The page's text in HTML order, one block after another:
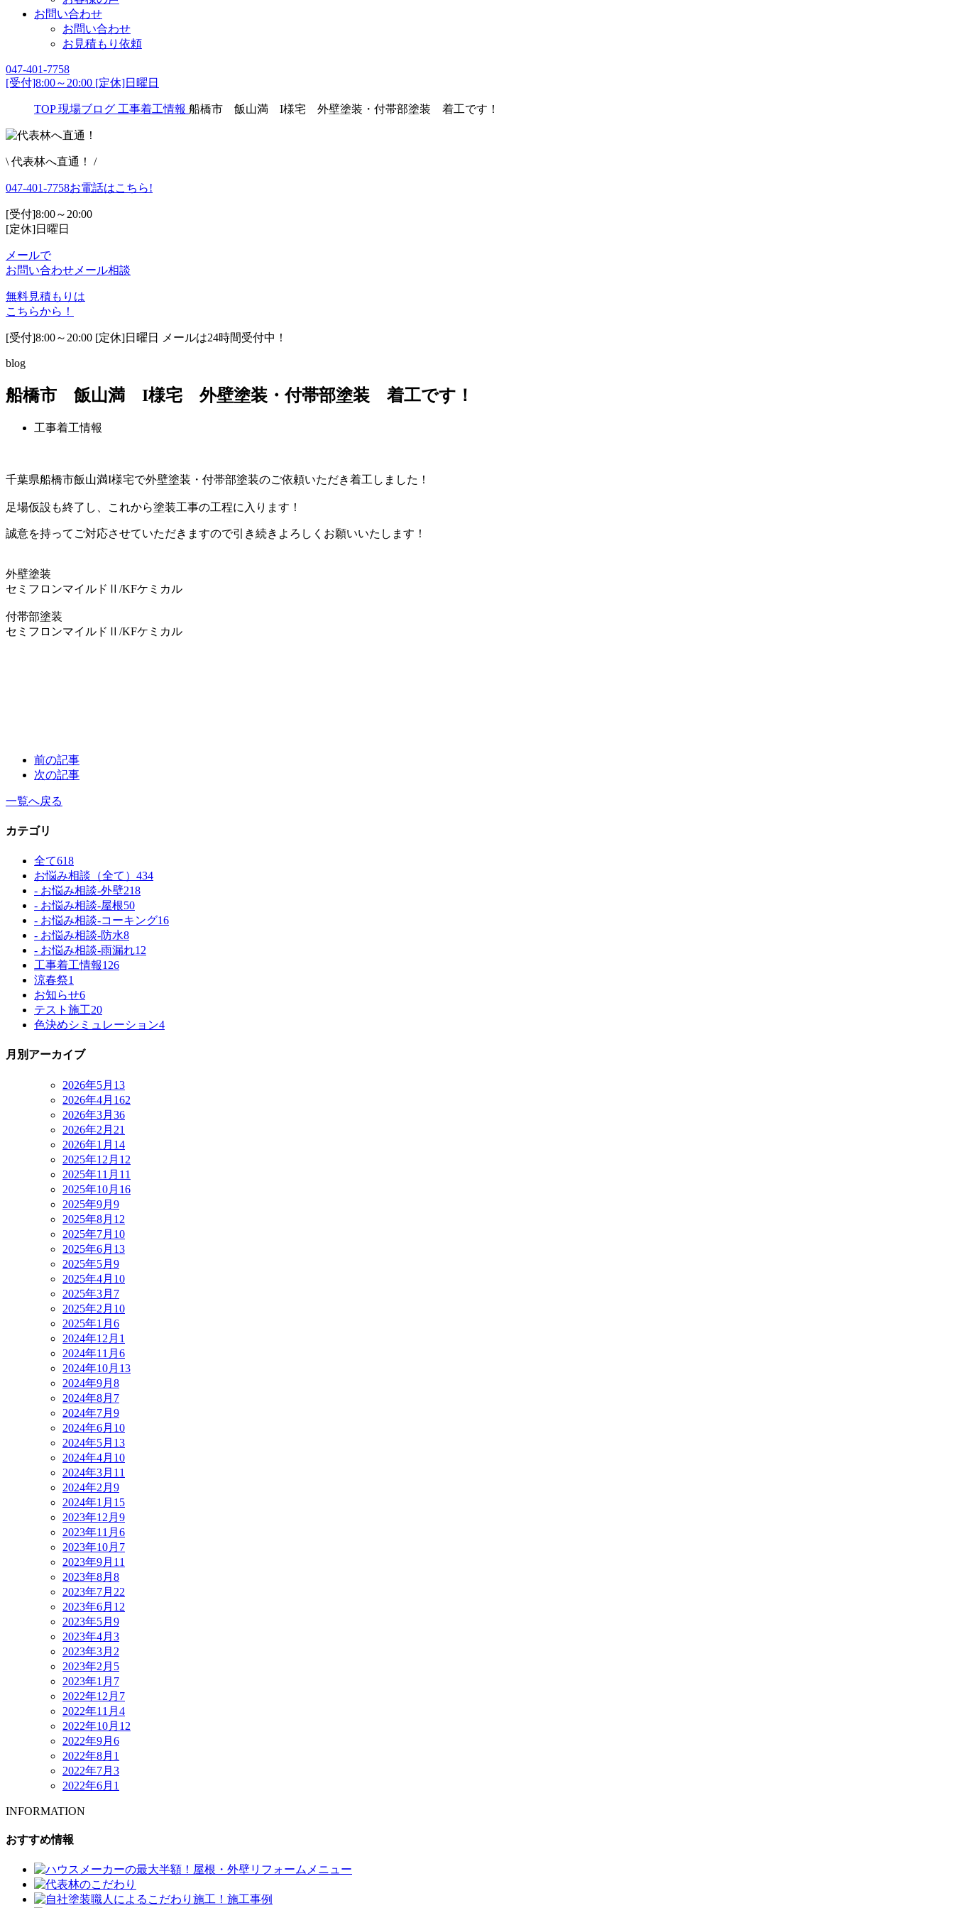
お問い合わせ
お問い合わせ
お見積もり依頼
047-401-7758
[受付]8:00～20:00 [定休]日曜日
TOP 現場ブログ 工事着工情報 船橋市 飯山満 I様宅 外壁塗装・付帯部塗装 着工です！
\ 代表林へ直通！ /
047-401-7758お電話はこちら!
[受付]8:00～20:00
[定休]日曜日
メールで
お問い合わせ メール相談
無料見積もりは
こちらから！
[受付]8:00～20:00 [定休]日曜日 メールは24時間受付中！
blog
船橋市 飯山満 I様宅 外壁塗装・付帯部塗装 着工です！
工事着工情報
千葉県船橋市飯山満I様宅で外壁塗装・付帯部塗装のご依頼いただき着工しました！
足場仮設も終了し、これから塗装工事の工程に入ります！
誠意を持ってご対応させていただきますので引き続きよろしくお願いいたします！
外壁塗装
セミフロンマイルドⅡ/KFケミカル
付帯部塗装
セミフロンマイルドⅡ/KFケミカル
前の記事
次の記事
一覧へ戻る
カテゴリ
全て618
お悩み相談（全て） 434
- お悩み相談-外壁218
- お悩み相談-屋根50
- お悩み相談-コーキング16
- お悩み相談-防水8
- お悩み相談-雨漏れ12
工事着工情報126
涼春祭1
お知らせ6
テスト施工20
色決めシミュレーション4
月別アーカイブ
2026年5月 13
2026年4月 162
2026年3月 36
2026年2月 21
2026年1月 14
2025年12月 12
2025年11月 11
2025年10月 16
2025年9月 9
2025年8月 12
2025年7月 10
2025年6月 13
2025年5月 9
2025年4月 10
2025年3月 7
2025年2月 10
2025年1月 6
2024年12月 1
2024年11月 6
2024年10月 13
2024年9月 8
2024年8月 7
2024年7月 9
2024年6月 10
2024年5月 13
2024年4月 10
2024年3月 11
2024年2月 9
2024年1月 15
2023年12月 9
2023年11月 6
2023年10月 7
2023年9月 11
2023年8月 8
2023年7月 22
2023年6月 12
2023年5月 9
2023年4月 3
2023年3月 2
2023年2月 5
2023年1月 7
2022年12月 7
2022年11月 4
2022年10月 12
2022年9月 6
2022年8月 1
2022年7月 3
2022年6月 1
INFORMATION
おすすめ情報